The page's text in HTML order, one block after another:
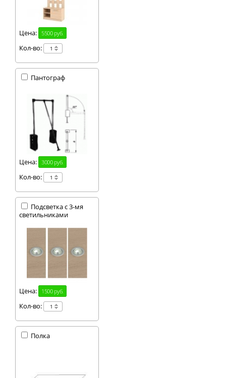
Цена: 5500 руб.
Кол-во:
Пантограф
Цена: 3000 руб.
Кол-во:
Подсветка с 3-мя
светильниками
Цена: 1500 руб.
Кол-во:
Полка